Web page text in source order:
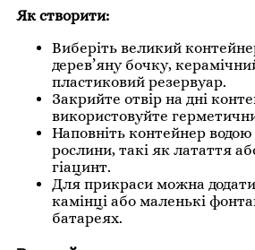
Як створити:
Виберіть великий
дерев’яну бочку,
пластиковий резервуар.
Закрийте отвір на дні
використовуйте
Наповніть контейнер водою
рослини, такі як латаття
гіацинт.
Для прикраси можна
камінці або маленькі
батареях.